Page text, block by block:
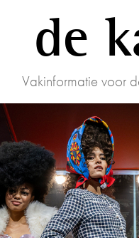
de
Vakinformatie voor